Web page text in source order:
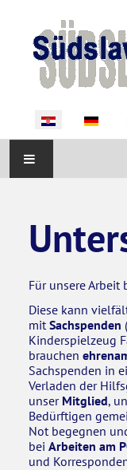
Odaberite svoj
O NAMA
AKTIVNOSTI
OKRUŽNIKA
POTREBE
KONTAKT
Für unsere
Diese kann
mitSachspenden
Kinderspielzeug
brauchen
Sachspenden in
Verladen der
unser Mitglied,
Bedürftigen
Not begegnen
bei Arbeiten am
und